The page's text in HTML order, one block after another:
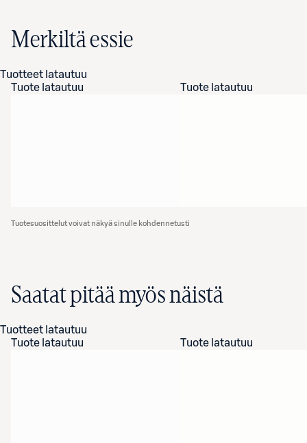
Merkiltä essie
Tuotteet latautuu
Tuote latautuu
Tuote latautuu
Tuotesuosittelut voivat näkyä sinulle kohdennetusti
Saatat pitää myös näistä
Tuotteet latautuu
Tuote latautuu
Tuote latautuu